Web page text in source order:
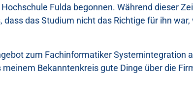
Fulda begonnen. Während dieser
das Studium nicht das Richtige für ihn war,
zum Fachinformatiker Systemintegration
Bekanntenkreis gute Dinge über die